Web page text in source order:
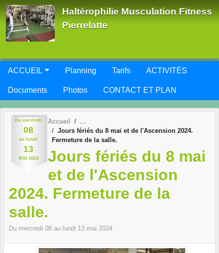
Haltérophilie Musculation Fitness
Pierrelatte
ACCUEIL Planning Tarifs ACTIVITÉS
Documents Photos CONTACT ET PLAN
Du mercredi
08
au lundi
13
MAI 2024
Accueil
Jours fériés du 8 mai et de l'Ascension 2024.
Fermeture de la salle.
Jours fériés du 8 mai
et de l'Ascension
2024. Fermeture de la
salle.
Du mercredi 08 au lundi 13 mai 2024
Panneau de gestion des cookies